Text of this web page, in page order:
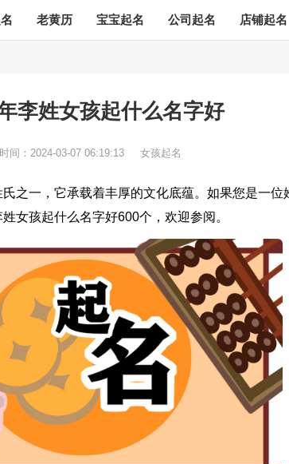
老黄历 宝宝起名 公司起名 店铺起名
李姓女孩起什么名字好
时间： 2024-03-07 06:19:13 女孩起名
之一，它承载着丰厚的文化底蕴。如果您是一位
女孩起什么名字好600个，欢迎参阅。